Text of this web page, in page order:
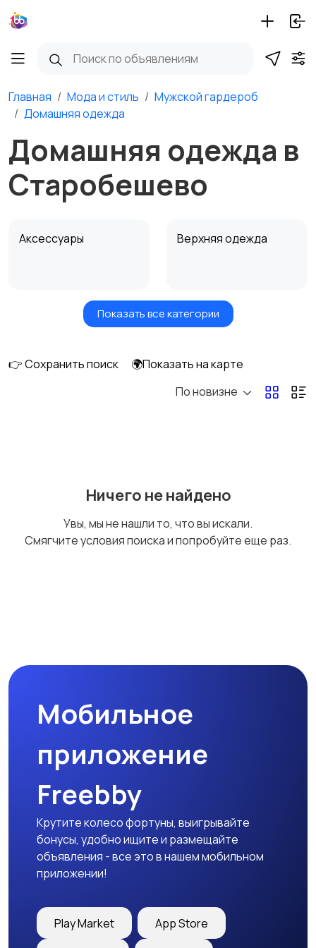
Главная Мода и стиль
Мужской гардероб
Домашняя одежда
Домашняя одежда в
Старобешево
Аксессуары Верхняя одежда
Головные уборы Домашняя одежда
Нижнее белье
Футболки и поло Штаны и шорты
Другое
Показать все категории
👉 Сохранить поиск
🌍Показать на карте
По новизне
Ничего не найдено
Увы, мы не нашли то, что вы искали.
Смягчите условия поиска и попробуйте еще раз.
Мобильное
приложение
Freebby
Крутите колесо фортуны, выигрывайте
бонусы, удобно ищите и размещайте
объявления - все это в нашем мобильном
приложении!
Play Market App Store